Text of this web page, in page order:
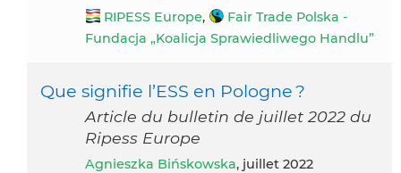
RIPESS Europe,
Fair Trade Polska -
Fundacja „Koalicja Sprawiedliwego Handlu”
Que signifie l’ESS en Pologne ?
Article du bulletin de juillet 2022 du
Ripess Europe
Agnieszka Bińskowska, juillet 2022